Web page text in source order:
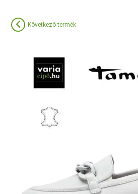
Következő termék